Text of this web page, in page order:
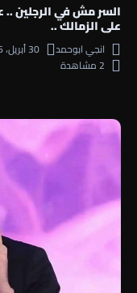
السر مش في الرجلين ..
على الزمالك ..
انجي ابوحمد 30 أبريل، 2026
2 مشاهدة